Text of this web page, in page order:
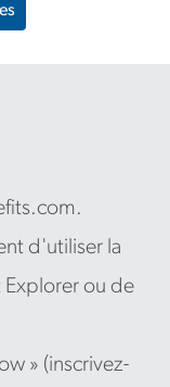
d'utiliser la
ou de
» (inscrivez-